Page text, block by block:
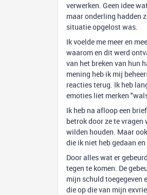
verwerken. Geen idee
maar onderling hadden
situatie opgelost was.
Ik voelde me meer en
waarom en dit werd
van het breken van hun
mening heb ik mij
reacties terug. Ik heb
emoties liet merken
Ik heb na afloop een
betrok door ze te
wilden houden. Maar
die ik niet heb gedaan
Door alles wat er
tegen te komen. De
mijn schuld toegegeven
die op die van mijn